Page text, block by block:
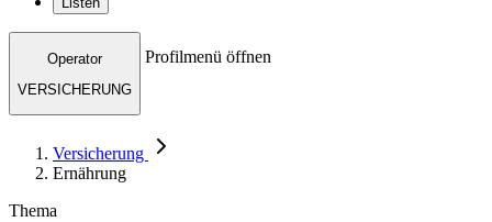
Operator
VERSICHERUNG
Profilmenü öffnen
Versicherung
Ernährung
Thema